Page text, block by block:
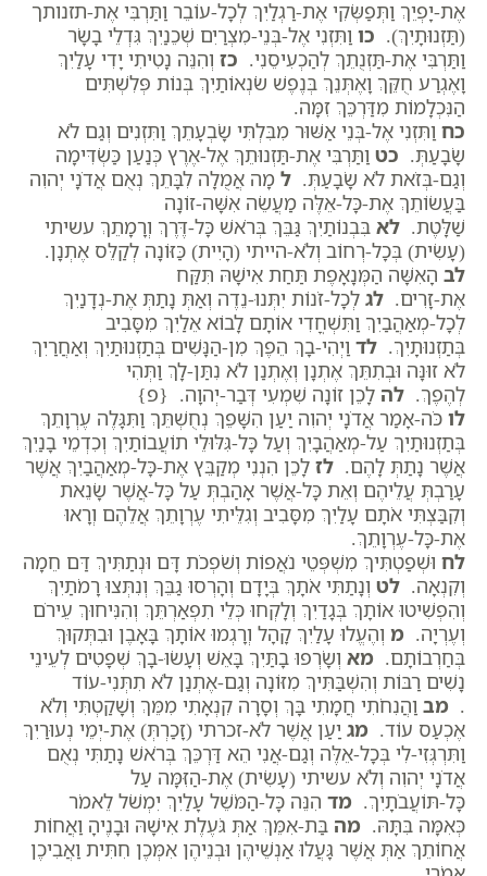
אֶת-יָפְיֵךְ וַתְּפַשְּׂקִי אֶת-רַגְלַיִךְ לְכָל-עוֹבֵר וַתַּרְבִּי אֶת-תזנותך
(תַּזְנוּתָיִךְ). כו וַתִּזְנִי אֶל-בְּנֵי-מִצְרַיִם שְׁכֵנַיִךְ גִּדְלֵי בָשָׂר
וַתַּרְבִּי אֶת-תַּזְנֻתֵךְ לְהַכְעִיסֵנִי. כז וְהִנֵּה נָטִיתִי יָדִי עָלַיִךְ
וָאֶגְרַע חֻקֵּךְ וָאֶתְּנֵךְ בְּנֶפֶשׁ שֹׂנְאוֹתַיִךְ בְּנוֹת פְּלִשְׁתִּים
הַנִּכְלָמוֹת מִדַּרְכֵּךְ זִמָּה.
כח וַתִּזְנִי אֶל-בְּנֵי אַשּׁוּר מִבִּלְתִּי שָׂבְעָתֵךְ וַתִּזְנִים וְגַם לֹא
שָׂבָעַתְּ. כט וַתַּרְבִּי אֶת-תַּזְנוּתֵךְ אֶל-אֶרֶץ כְּנַעַן כַּשְׂדִּימָה
וְגַם-בְּזֹאת לֹא שָׂבָעַתְּ. ל מָה אֲמֻלָה לִבָּתֵךְ נְאֻם אֲדֹנָי יְהוִה
בַּעֲשׂוֹתֵךְ אֶת-כָּל-אֵלֶּה מַעֲשֵׂה אִשָּׁה-זוֹנָה
שַׁלָּטֶת. לא בִּבְנוֹתַיִךְ גַּבֵּךְ בְּרֹאשׁ כָּל-דֶּרֶךְ וְרָמָתֵךְ עשיתי
(עָשִׂית) בְּכָל-רְחוֹב וְלֹא-הייתי (הָיִית) כַּזּוֹנָה לְקַלֵּס אֶתְנָן.
לב הָאִשָּׁה הַמְּנָאָפֶת תַּחַת אִישָׁהּ תִּקַּח
אֶת-זָרִים. לג לְכָל-זֹנוֹת יִתְּנוּ-נֵדֶה וְאַתְּ נָתַתְּ אֶת-נְדָנַיִךְ
לְכָל-מְאַהֲבַיִךְ וַתִּשְׁחֳדִי אוֹתָם לָבוֹא אֵלַיִךְ מִסָּבִיב
בְּתַזְנוּתָיִךְ. לד וַיְהִי-בָךְ הֵפֶךְ מִן-הַנָּשִׁים בְּתַזְנוּתַיִךְ וְאַחֲרַיִךְ
לֹא זוּנָּה וּבְתִתֵּךְ אֶתְנָן וְאֶתְנַן לֹא נִתַּן-לָךְ וַתְּהִי
לְהֶפֶךְ. לה לָכֵן זוֹנָה שִׁמְעִי דְּבַר-יְהוָה. {פ}
לו כֹּה-אָמַר אֲדֹנָי יְהוִה יַעַן הִשָּׁפֵךְ נְחֻשְׁתֵּךְ וַתִּגָּלֶה עֶרְוָתֵךְ
בְּתַזְנוּתַיִךְ עַל-מְאַהֲבָיִךְ וְעַל כָּל-גִּלּוּלֵי תוֹעֲבוֹתַיִךְ וְכִדְמֵי בָנַיִךְ
אֲשֶׁר נָתַתְּ לָהֶם. לז לָכֵן הִנְנִי מְקַבֵּץ אֶת-כָּל-מְאַהֲבַיִךְ אֲשֶׁר
עָרַבְתְּ עֲלֵיהֶם וְאֵת כָּל-אֲשֶׁר אָהַבְתְּ עַל כָּל-אֲשֶׁר שָׂנֵאת
וְקִבַּצְתִּי אֹתָם עָלַיִךְ מִסָּבִיב וְגִלֵּיתִי עֶרְוָתֵךְ אֲלֵהֶם וְרָאוּ
אֶת-כָּל-עֶרְוָתֵךְ.
לח וּשְׁפַטְתִּיךְ מִשְׁפְּטֵי נֹאֲפוֹת וְשֹׁפְכֹת דָּם וּנְתַתִּיךְ דַּם חֵמָה
וְקִנְאָה. לט וְנָתַתִּי אֹתָךְ בְּיָדָם וְהָרְסוּ גַבֵּךְ וְנִתְּצוּ רָמֹתַיִךְ
וְהִפְשִׁיטוּ אוֹתָךְ בְּגָדַיִךְ וְלָקְחוּ כְּלֵי תִפְאַרְתֵּךְ וְהִנִּיחוּךְ עֵירֹם
וְעֶרְיָה. מ וְהֶעֱלוּ עָלַיִךְ קָהָל וְרָגְמוּ אוֹתָךְ בָּאָבֶן וּבִתְּקוּךְ
בְּחַרְבוֹתָם. מא וְשָׂרְפוּ בָתַּיִךְ בָּאֵשׁ וְעָשׂוּ-בָךְ שְׁפָטִים לְעֵינֵי
נָשִׁים רַבּוֹת וְהִשְׁבַּתִּיךְ מִזּוֹנָה וְגַם-אֶתְנַן לֹא תִתְּנִי-עוֹד
. מב וַהֲנִחֹתִי חֲמָתִי בָּךְ וְסָרָה קִנְאָתִי מִמֵּךְ וְשָׁקַטְתִּי וְלֹא
אֶכְעַס עוֹד. מג יַעַן אֲשֶׁר לֹא-זכרתי (זָכַרְתְּ) אֶת-יְמֵי נְעוּרַיִךְ
וַתִּרְגְּזִי-לִי בְּכָל-אֵלֶּה וְגַם-אֲנִי הֵא דַּרְכֵּךְ בְּרֹאשׁ נָתַתִּי נְאֻם
אֲדֹנָי יְהוִה וְלֹא עשיתי (עָשִׂית) אֶת-הַזִּמָּה עַל
כָּל-תּוֹעֲבֹתָיִךְ. מד הִנֵּה כָּל-הַמֹּשֵׁל עָלַיִךְ יִמְשֹׁל לֵאמֹר
כְּאִמָּה בִּתָּהּ. מה בַּת-אִמֵּךְ אַתְּ גֹּעֶלֶת אִישָׁהּ וּבָנֶיהָ וַאֲחוֹת
אֲחוֹתֵךְ אַתְּ אֲשֶׁר גָּעֲלוּ אַנְשֵׁיהֶן וּבְנֵיהֶן אִמְּכֶן חִתִּית וַאֲבִיכֶן